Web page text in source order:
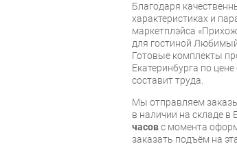
Благодаря
характеристиках и
маркетплэйса
для гостиной
Готовые комплекты
Екатеринбурга по
составит труда.
Мы отправляем
в наличии на складе в
часовс момента
заказать подъём на